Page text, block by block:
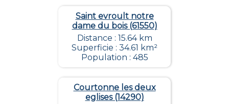
Saint evroult notre
dame du bois (61550)
Distance : 15.64 km
Superficie : 34.61 km²
Population : 485
Courtonne les deux
eglises (14290)